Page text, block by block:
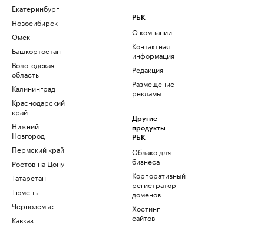
Екатеринбург
Новосибирск
Омск
Башкортостан
Вологодская
область
Калининград
Краснодарский
край
Нижний
Новгород
Пермский край
Ростов-на-Дону
Татарстан
Тюмень
Черноземье
Кавказ
РБК
О компании
Контактная
информация
Редакция
Размещение
рекламы
Другие
продукты
РБК
Облако для
бизнеса
Корпоративный
регистратор
доменов
Хостинг
сайтов